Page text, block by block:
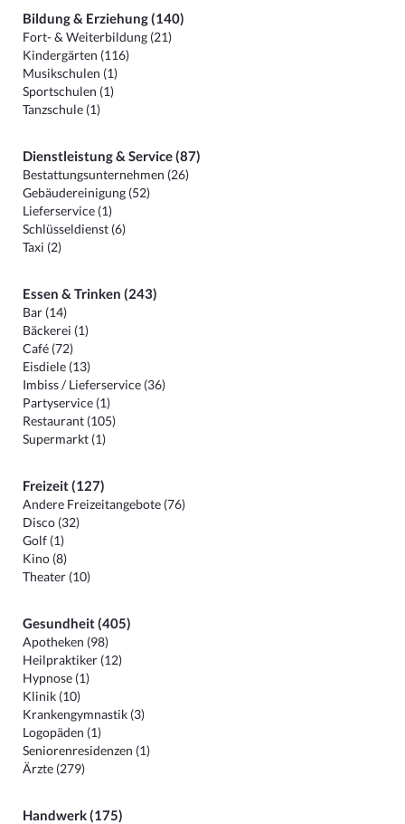
Bildung & Erziehung (140)
Fort- & Weiterbildung (21)
Kindergärten (116)
Musikschulen (1)
Sportschulen (1)
Tanzschule (1)
Dienstleistung & Service (87)
Bestattungsunternehmen (26)
Gebäudereinigung (52)
Lieferservice (1)
Schlüsseldienst (6)
Taxi (2)
Essen & Trinken (243)
Bar (14)
Bäckerei (1)
Café (72)
Eisdiele (13)
Imbiss / Lieferservice (36)
Partyservice (1)
Restaurant (105)
Supermarkt (1)
Freizeit (127)
Andere Freizeitangebote (76)
Disco (32)
Golf (1)
Kino (8)
Theater (10)
Gesundheit (405)
Apotheken (98)
Heilpraktiker (12)
Hypnose (1)
Klinik (10)
Krankengymnastik (3)
Logopäden (1)
Seniorenresidenzen (1)
Ärzte (279)
Handwerk (175)